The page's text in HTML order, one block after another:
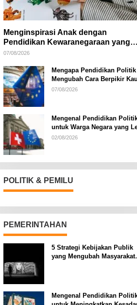
Menginspirasi Anak dengan
Pendidikan Kewaranegaraan yang
Kreatif
07/08/2026
Mengapa Pendidikan Politik
Mengubah Cara Berpikir
Muda
07/08/2026
Mengenal Pendidikan
untuk Warga Negara yang
Kritis
02/08/2026
POLITIK & PEMILU
PEMERINTAHAN
5 Strategi Kebijakan Publik
yang Mengubah Masyarakat
Mengenal Pendidikan